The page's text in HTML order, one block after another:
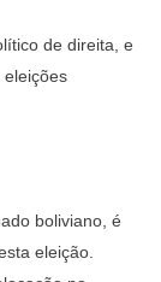
de direita, e
eleições
boliviano, é
eleição.